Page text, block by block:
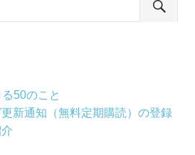
50のこと
新通知（無料定期購読）の登録